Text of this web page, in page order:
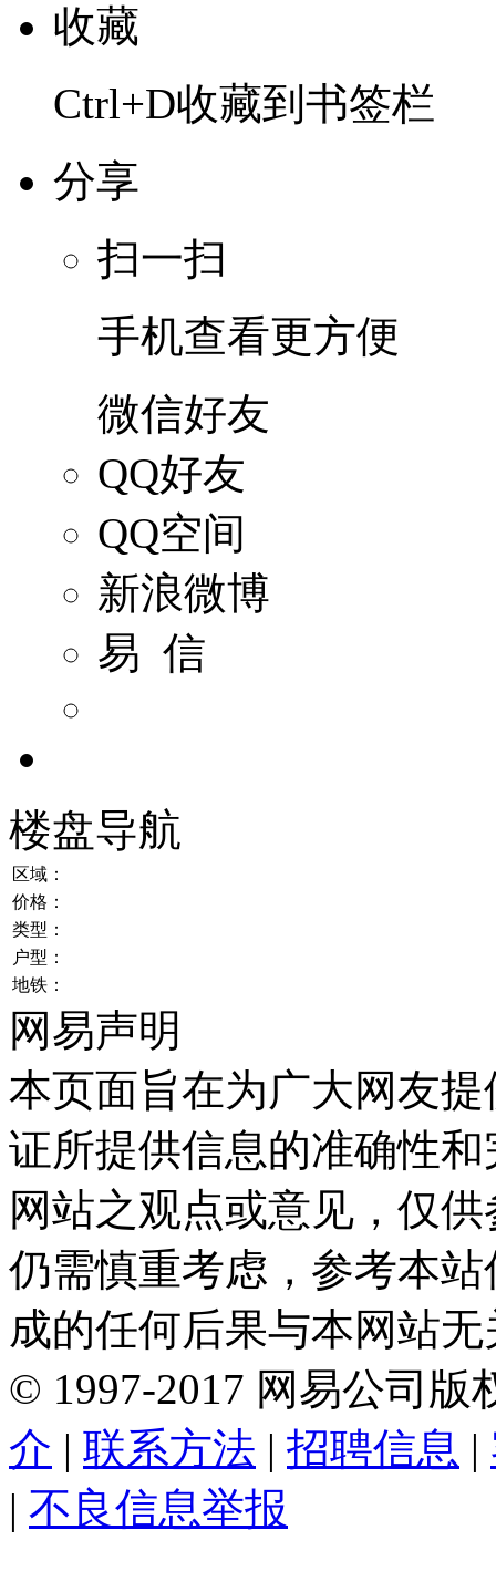
收藏
Ctrl+D收藏到书签栏
分享
扫一扫
手机查看更方便
微信好友
QQ好友
QQ空间
新浪微博
易 信
楼盘导航
区域：
价格：
类型：
户型：
地铁：
网易声明
本页面旨在为广大网友
证所提供信息的准确性
网站之观点或意见，仅
仍需慎重考虑，参考本
成的任何后果与本网站
© 1997-2017 网易公司版
介 | 联系方法 | 招聘信息 |
| 不良信息举报